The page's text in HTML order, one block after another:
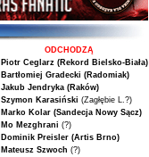
ODCHODZĄ
Piotr Ceglarz (Rekord Bielsko-Biała)
Bartłomiej Gradecki (Radomiak)
Jakub Jendryka (Raków)
Szymon Karasiński (Zagłębie L.?)
Marko Kolar (Sandecja Nowy Sącz)
Mo Mezghrani (?)
Dominik Preisler (Artis Brno)
Mateusz Szwoch (?)